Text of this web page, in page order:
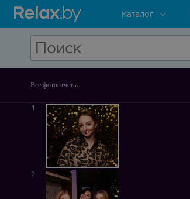
Каталог
Все фотоотчеты